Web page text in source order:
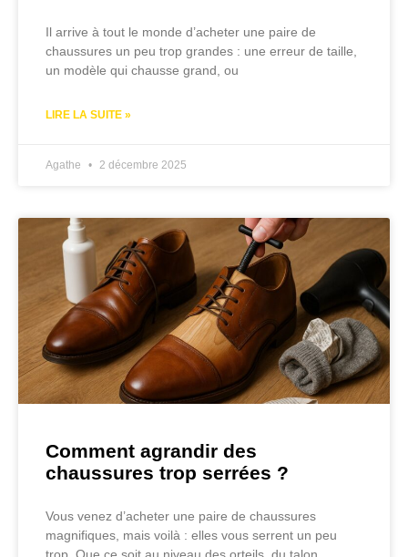
Il arrive à tout le monde d’acheter une paire de
chaussures un peu trop grandes : une erreur de taille,
un modèle qui chausse grand, ou
LIRE LA SUITE »
Agathe 2 décembre 2025
Comment agrandir des
chaussures trop serrées ?
Vous venez d’acheter une paire de chaussures
magnifiques, mais voilà : elles vous serrent un peu